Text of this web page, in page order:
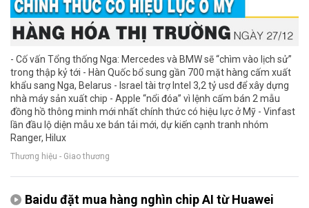
- Cố vấn Tổng thống Nga: Mercedes và BMW sẽ “chìm vào lịch sử”
trong thập kỷ tới - Hàn Quốc bổ sung gần 700 mặt hàng cấm xuất
khẩu sang Nga, Belarus - Israel tài trợ Intel 3,2 tỷ usd để xây dựng
nhà máy sản xuất chip - Apple “nổi đóa” vì lệnh cấm bán 2 mẫu
đồng hồ thông minh mới nhất chính thức có hiệu lực ở Mỹ - Vinfast
lần đầu lộ diện mẫu xe bán tải mới, dự kiến cạnh tranh nhóm
Ranger, Hilux
Thương hiệu - Giao thương
Baidu đặt mua hàng nghìn chip AI từ Huawei